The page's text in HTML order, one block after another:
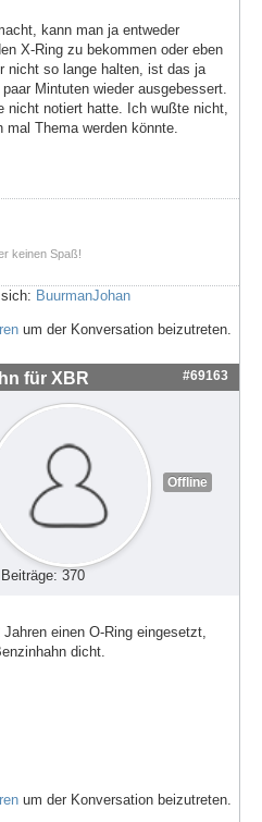
kann man ja entweder
X-Ring zu bekommen oder eben
nicht so lange halten, ist das ja
Mintuten wieder ausgebessert.
notiert hatte. Ich wußte nicht,
Thema werden könnte.
keinen Spaß!
BuurmanJohan
um der Konversation beizutreten.
für XBR #69163
Offline
Beiträge: 370
einen O-Ring eingesetzt,
dicht.
um der Konversation beizutreten.